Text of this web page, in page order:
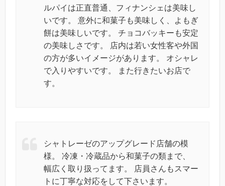
ルパイは正直普通、フィナンシェは美味し
いです。 意外に和菓子も美味しく、よもぎ
餅は美味しいです。 チョコバッキーも安定
の美味しさです。 店内は若い女性客や外国
の方が多いイメージがあります。 オシャレ
で入りやすいです。 また行きたいお店で
す。
シャトレーゼのアップグレード店舗の模
様。 冷凍・冷蔵品から和菓子の類まで、
幅広く取り扱ってます。 店員さんもスマー
トに丁寧な対応をして下さいます。